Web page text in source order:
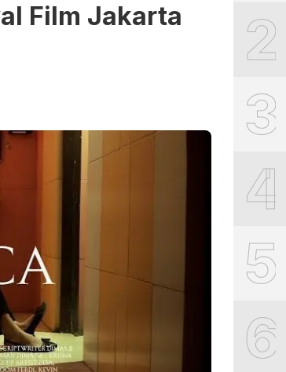
Film Jakarta
2
3
4
5
6